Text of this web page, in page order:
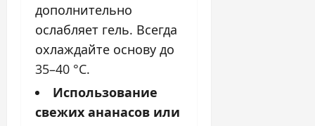
дополнительно
ослабляет гель. Всегда
охлаждайте основу до
35–40 °C.
Использование
свежих ананасов или